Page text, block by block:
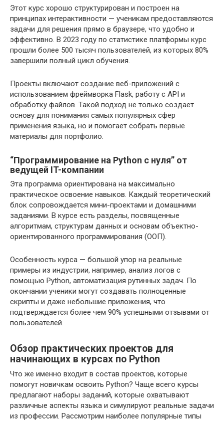
Этот курс хорошо структурирован и построен на
принципах интерактивности — ученикам предоставляются
задачи для решения прямо в браузере, что удобно и
эффективно. В 2023 году по статистике платформы курс
прошли более 500 тысяч пользователей, из которых 80%
завершили полный цикл обучения.
Проекты включают создание веб-приложений с
использованием фреймворка Flask, работу с API и
обработку файлов. Такой подход не только создает
основу для понимания самых популярных сфер
применения языка, но и помогает собрать первые
материалы для портфолио.
“Программирование на Python с нуля” от
ведущей IT-компании
Эта программа ориентирована на максимально
практическое освоение навыков. Каждый теоретический
блок сопровождается мини-проектами и домашними
заданиями. В курсе есть разделы, посвященные
алгоритмам, структурам данных и основам объектно-
ориентированного программирования (ООП).
Особенность курса — большой упор на реальные
примеры из индустрии, например, анализ логов с
помощью Python, автоматизация рутинных задач. По
окончании ученики могут создавать полноценные
скрипты и даже небольшие приложения, что
подтверждается более чем 90% успешными отзывами от
пользователей.
Обзор практических проектов для
начинающих в курсах по Python
Что же именно входит в состав проектов, которые
помогут новичкам освоить Python? Чаще всего курсы
предлагают наборы заданий, которые охватывают
различные аспекты языка и симулируют реальные задачи
из профессии. Рассмотрим наиболее популярные типы